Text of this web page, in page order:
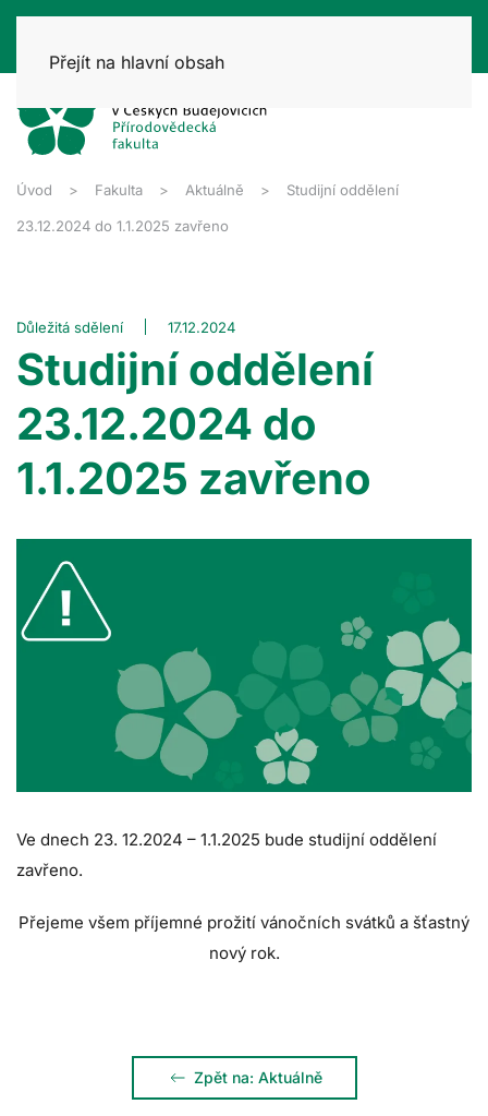
Přejít na hlavní obsah
Úvod Fakulta Aktuálně Studijní oddělení
23.12.2024 do 1.1.2025 zavřeno
Důležitá sdělení 17.12.2024
Studijní oddělení
23.12.2024 do
1.1.2025 zavřeno
Ve dnech 23. 12.2024 – 1.1.2025 bude studijní oddělení
zavřeno.
Přejeme všem příjemné prožití vánočních svátků a šťastný
nový rok.
Zpět na: Aktuálně